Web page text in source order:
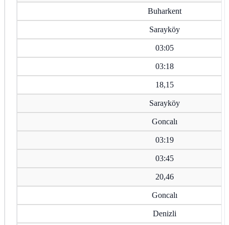
Buharkent
Sarayköy
03:05
03:18
18,15
Sarayköy
Goncalı
03:19
03:45
20,46
Goncalı
Denizli